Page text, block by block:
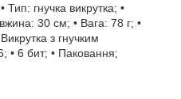
Тип: гнучка викрутка; •
30 см; • Вага: 78 г; •
з гнучким
• 6 бит; • Паковання;